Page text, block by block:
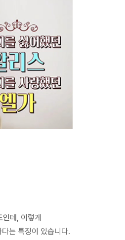
데, 이렇게
는 특징이 있습니다.